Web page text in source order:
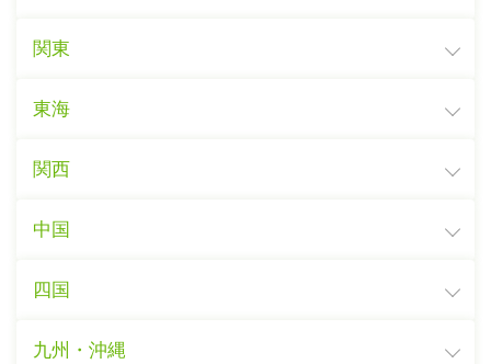
関東
東海
関西
中国
四国
九州・沖縄